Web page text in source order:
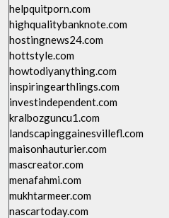
helpquitporn.com
highqualitybanknote.com
hostingnews24.com
hottstyle.com
howtodiyanything.com
inspiringearthlings.com
investindependent.com
kralbozguncu1.com
landscapinggainesvillefl.com
maisonhauturier.com
mascreator.com
menafahmi.com
mukhtarmeer.com
nascartoday.com